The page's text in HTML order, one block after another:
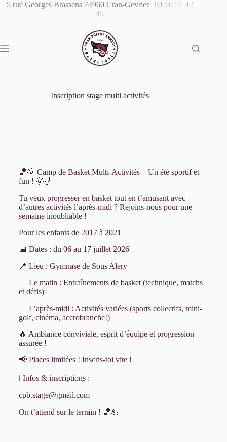
5 rue Georges Brassens 74960 Cran-Gevrier |04 50 51 42
45
Inscription stage multi activités
🏀🌞 Camp de Basket Multi-Activités – Un été sportif et
fun ! 🌞🏀
Tu veux progresser en basket tout en t’amusant avec
d’autres activités l’après-midi ? Rejoins-nous pour une
semaine inoubliable !
Pour les enfants de 2017 à 2021
📅 Dates : du 06 au 17 juillet 2026
📍 Lieu : Gymnase de Sous Alery
🔹 Le matin : Entraînements de basket (technique, matchs
et défis)
🔹 L’après-midi : Activités variées (sports collectifs, mini-
golf, cinéma, accrobranche!)
🔥 Ambiance conviviale, esprit d’équipe et progression
assurée !
📢 Places limitées ! Inscris-toi vite !
ℹ️ Infos & inscriptions :
⁠cpb.stage@gmail.com
On t’attend sur le terrain ! 🏀💪